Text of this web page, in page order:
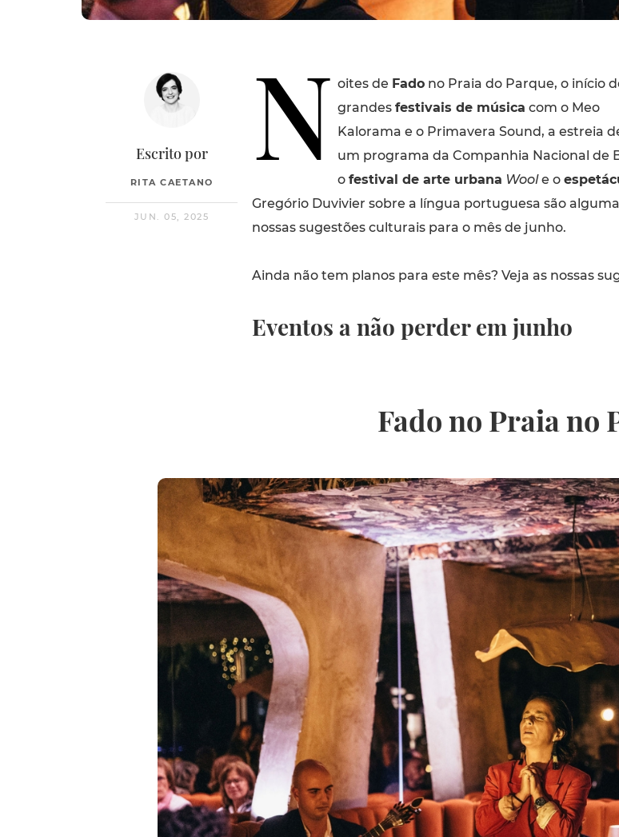
Escrito por
RITA CAETANO
JUN. 05, 2025
N oites de Fadono Praia do Parque, o início
grandes festivais de música com o Meo
Kalorama e o Primavera Sound, a estreia
um programa da Companhia Nacional de
o festival de arte urbana Woole o
Gregório Duvivier sobre a língua portuguesa são
nossas sugestões culturais para o mês de junho.
Ainda não tem planos para este mês? Veja as nossas
Eventos a não perder em junho
Fado no Praia no